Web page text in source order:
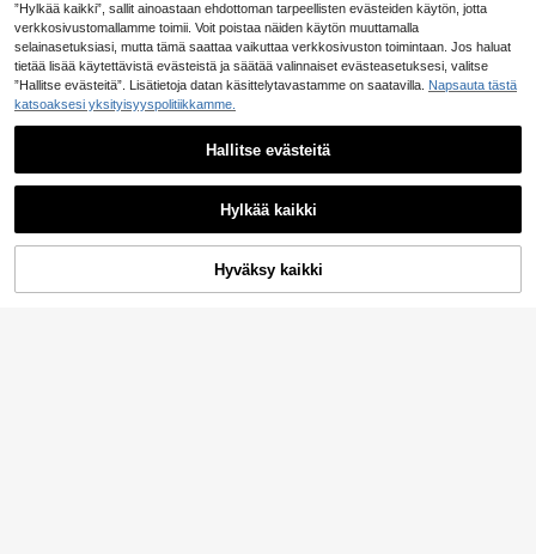
Osta nyt
”Hylkää kaikki”, sallit ainoastaan ehdottoman tarpeellisten evästeiden käytön, jotta
verkkosivustomallamme toimii. Voit poistaa näiden käytön muuttamalla
selainasetuksiasi, mutta tämä saattaa vaikuttaa verkkosivuston toimintaan. Jos haluat
tietää lisää käytettävistä evästeistä ja säätää valinnaiset evästeasetuksesi, valitse
”Hallitse evästeitä”. Lisätietoja datan käsittelytavastamme on saatavilla. Napsauta tästä
katsoaksesi yksityisyyspolitiikkamme.
Hallitse evästeitä
Hylkää kaikki
Hyväksy kaikki